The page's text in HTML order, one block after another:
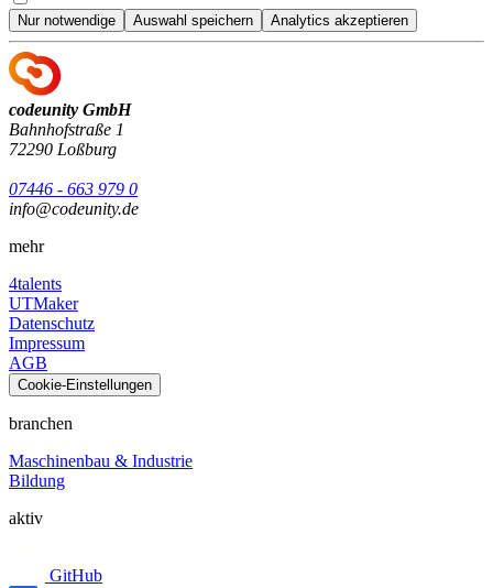
Nur notwendige Auswahl speichern Analytics akzeptieren
codeunity GmbH
Bahnhofstraße 1
72290 Loßburg
07446 - 663 979 0
info@codeunity.de
mehr
4talents
UTMaker
Datenschutz
Impressum
AGB
Cookie-Einstellungen
branchen
Maschinenbau & Industrie
Bildung
aktiv
GitHub